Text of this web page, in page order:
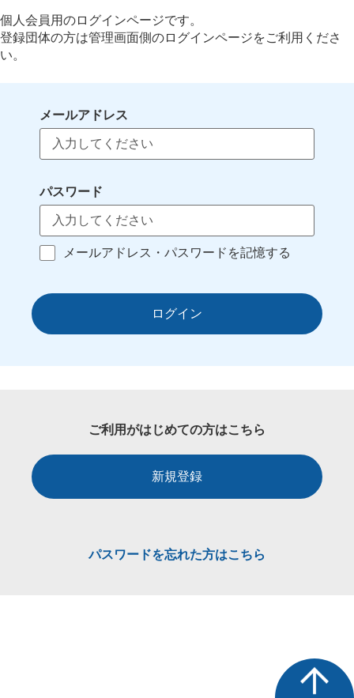
個人会員用のログインページです。
登録団体の方は管理画面側のログインページをご利用くださ
い。
メールアドレス
パスワード
メールアドレス・パスワードを記憶する
ログイン
ご利用がはじめての方はこちら
新規登録
パスワードを忘れた方はこちら